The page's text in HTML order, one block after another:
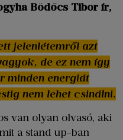
Bödőcs Tibor ír,
jelenlétemről azt
de ez nem így
minden energiát
nem lehet csinálni.
van olyan olvasó, aki
a stand up-ban